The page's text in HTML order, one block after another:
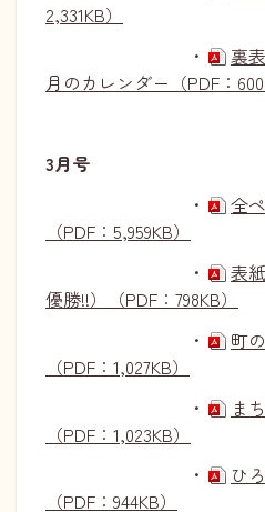
2,331KB）
・
裏
月のカレンダー（PDF：
3月号
・
全
（PDF：5,959KB）
・
表
優勝!!）（PDF：798KB）
・
町
（PDF：1,027KB）
・
ま
（PDF：1,023KB）
・
ひ
（PDF：944KB）